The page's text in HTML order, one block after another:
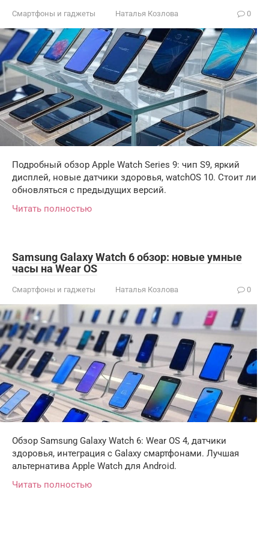
Смартфоны и гаджеты Наталья Козлова 0
Подробный обзор Apple Watch Series 9: чип S9, яркий
дисплей, новые датчики здоровья, watchOS 10. Стоит ли
обновляться с предыдущих версий.
Читать полностью
Samsung Galaxy Watch 6 обзор: новые умные
часы на Wear OS
Смартфоны и гаджеты Наталья Козлова 0
Обзор Samsung Galaxy Watch 6: Wear OS 4, датчики
здоровья, интеграция с Galaxy смартфонами. Лучшая
альтернатива Apple Watch для Android.
Читать полностью